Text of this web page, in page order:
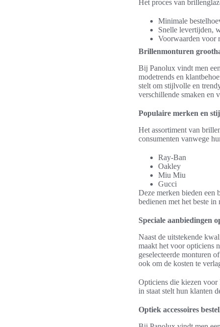
Het proces van
Minimale
Snelle levertijden,
Voorwaarden voor
Brillenmonturen
Bij Panolux vindt men
modetrends en
stelt om stijlvolle en
verschillende smaken en
Populaire merken en
Het assortiment van
consumenten vanwege
Ray-Ban
Oakley
Miu Miu
Gucci
Deze merken bieden een
bedienen met het beste in
Speciale aanbiedingen
Naast de uitstekende
maakt het voor opticiens
geselecteerde monturen
ook om de kosten te
Opticiens die kiezen
in staat stelt hun klanten
Optiek accessoires